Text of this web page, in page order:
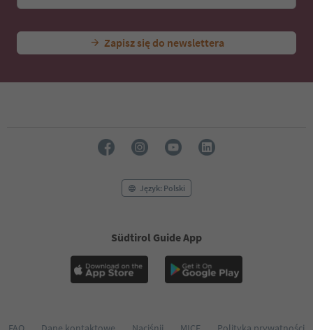
Zapisz się do newslettera
Język: Polski
Südtirol Guide App